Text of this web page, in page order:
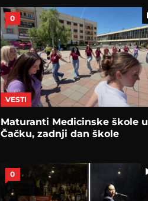
0
VESTI
Maturanti Medicinske škole u
Čačku, zadnji dan škole
0